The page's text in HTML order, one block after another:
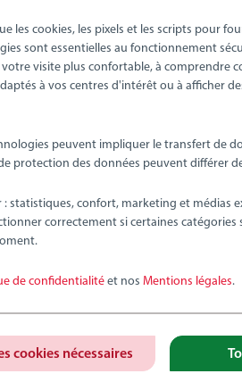
1 figurine George Pig, 1 locomotive
été soumise
les cookies, les pixels et les scripts pour
sont essentielles au fonctionnement
visite plus confortable, à comprendre
à vos centres d'intérêt ou à afficher
peuvent impliquer le transfert de
protection des données peuvent différer
statistiques, confort, marketing et médias
correctement si certaines catégories
de confidentialitéet nos Mentions légales.
cookies nécessaires